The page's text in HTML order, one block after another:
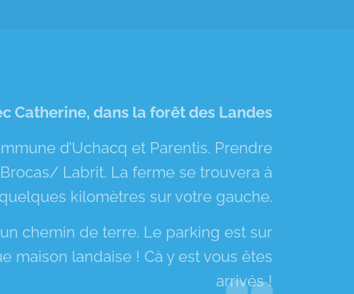
Catherine, dans la forêt des Landes
d’Uchacq et Parentis. Prendre
Labrit. La ferme se trouvera à
quelques kilomètres sur votre gauche.
chemin de terre. Le parking est sur
maison landaise ! Cà y est vous êtes
arrivés !